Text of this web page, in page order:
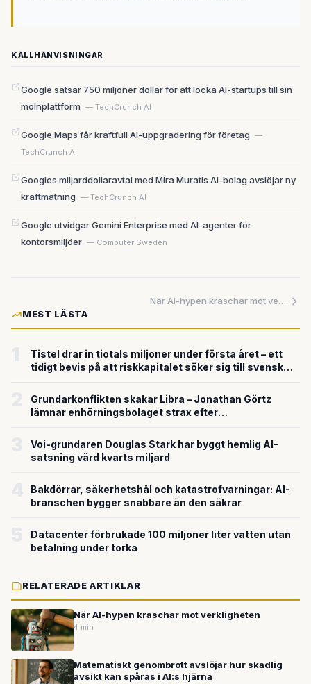
KÄLLHÄNVISNINGAR
Google satsar 750 miljoner dollar för att locka AI-startups till sin
molnplattform — TechCrunch AI
Google Maps får kraftfull AI-uppgradering för företag —
TechCrunch AI
Googles miljarddollaravtal med Mira Muratis AI-bolag avslöjar ny
kraftmätning — TechCrunch AI
Google utvidgar Gemini Enterprise med AI-agenter för
kontorsmiljöer — Computer Sweden
När AI-hypen kraschar mot verkligheten
MEST LÄSTA
Tistel drar in tiotals miljoner under första året – ett
tidigt bevis på att riskkapitalet söker sig till svensk
Grundarkonflikten skakar Libra – Jonathan Görtz
lämnar enhörningsbolaget strax efter
Voi-grundaren Douglas Stark har byggt hemlig AI-
satsning värd kvarts miljard
Bakdörrar, säkerhetshål och katastrofvarningar: AI-
branschen bygger snabbare än den säkrar
Datacenter förbrukade 100 miljoner liter vatten utan
betalning under torka
RELATERADE ARTIKLAR
När AI-hypen kraschar mot verkligheten
4 min
Matematiskt genombrott avslöjar hur skadlig
avsikt kan spåras i AI:s hjärna